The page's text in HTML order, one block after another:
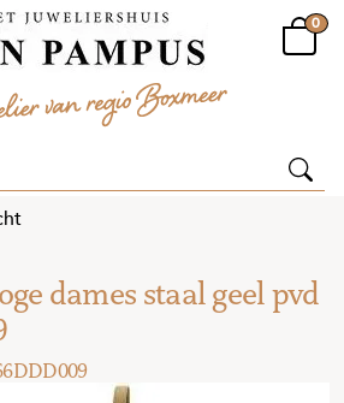
0
dames staal geel pvd